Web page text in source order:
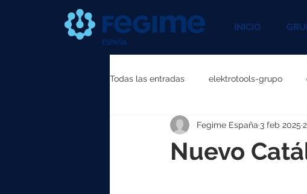
INICIO
Todas las entradas elektrotools-grupo
elektrotools-P111000 elektrotools-
Nuevo
Fegime España 3 feb 2025